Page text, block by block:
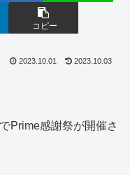
コピー
2023.10.01 2023.10.03
Prime感謝祭が開催さ